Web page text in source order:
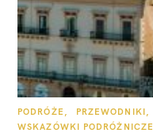
K
T
PODRÓŻE PRZEWODNIKI
WSKAZÓWKI PODRÓŻNICZE